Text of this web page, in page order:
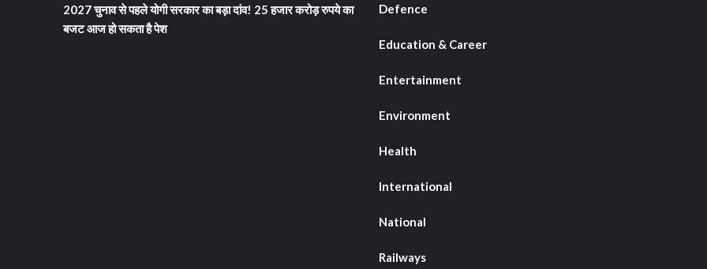
2027 चुनाव से पहले योगी सरकार का बड़ा दांव! 25 हजार करोड़ रुपये का
बजट आज हो सकता है पेश
Defence
Education & Career
Entertainment
Environment
Health
International
National
Railways